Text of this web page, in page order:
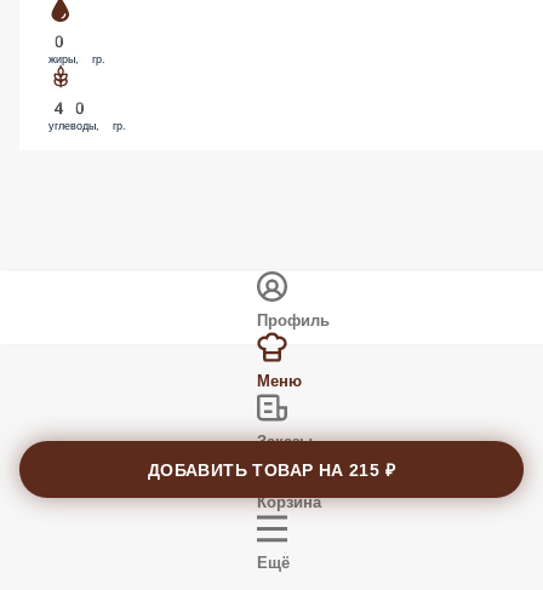
0
жиры, гр.
40
углеводы, гр.
ДОБАВИТЬ ТОВАР НА215 ₽
Профиль
Меню
Заказы
Корзина
Ещё